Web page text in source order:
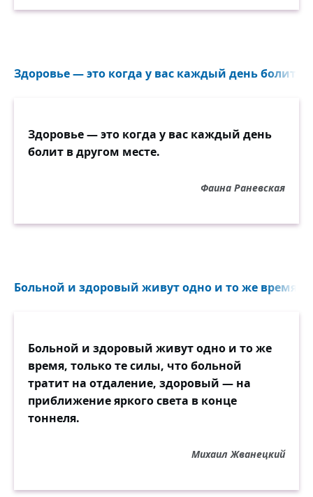
Здоровье — это когда у вас каждый день болит в
Здоровье — это когда у вас каждый день
болит в другом месте.
Фаина Раневская
Больной и здоровый живут одно и то же время,
Больной и здоровый живут одно и то же
время, только те силы, что больной
тратит на отдаление, здоровый — на
приближение яркого света в конце
тоннеля.
Михаил Жванецкий